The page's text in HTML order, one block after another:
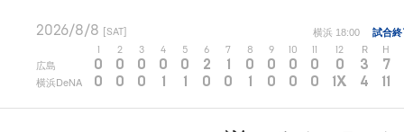
2026/8/8 [SAT] 横浜 18:00 試合終
2 3 4 5 6 7 8 9 10 12 R H
広島 0 0 0 0 0 2 1 0 0 0 0 0 3 7
横浜DeNA 0 0 0 1 1 0 0 1 0 0 0 1X 4 11